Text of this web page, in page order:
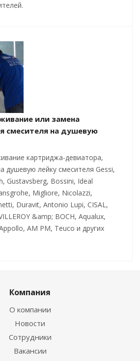
или замена
смесителя на душевую
картриджа-девиатора,
душевую лейку смесителя Gessi,
Gustavsberg, Bossini, Ideal
Migliore, Nicolazzi,
Duravit, Antonio Lupi, CISAL,
&amp; BOCH, Aqualux,
AM PM, Teuco и других
Компания
О компании
Новости
Сотрудники
Вакансии